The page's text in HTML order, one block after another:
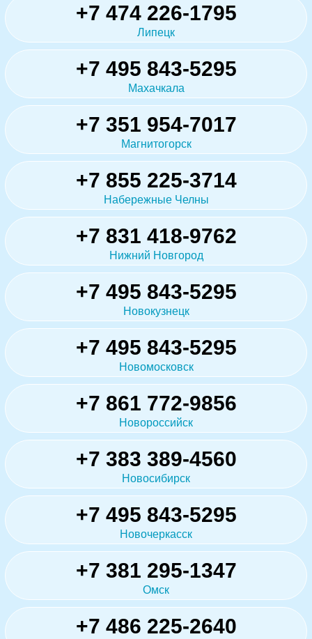
+7 474 226-1795
Липецк
+7 495 843-5295
Махачкала
+7 351 954-7017
Магнитогорск
+7 855 225-3714
Набережные Челны
+7 831 418-9762
Нижний Новгород
+7 495 843-5295
Новокузнецк
+7 495 843-5295
Новомосковск
+7 861 772-9856
Новороссийск
+7 383 389-4560
Новосибирск
+7 495 843-5295
Новочеркасск
+7 381 295-1347
Омск
+7 486 225-2640